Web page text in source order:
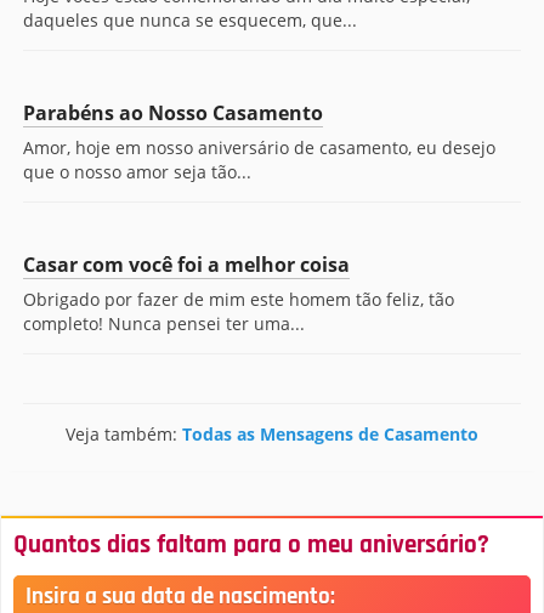
daqueles que nunca se esquecem, que...
Parabéns ao Nosso Casamento
Amor, hoje em nosso aniversário de casamento, eu desejo
que o nosso amor seja tão...
Casar com você foi a melhor coisa
Obrigado por fazer de mim este homem tão feliz, tão
completo! Nunca pensei ter uma...
Veja também: Todas as Mensagens de Casamento
Quantos dias faltam para o meu aniversário?
Insira a sua data de nascimento: